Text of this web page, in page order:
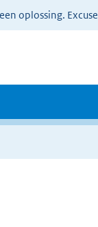
oplossing.